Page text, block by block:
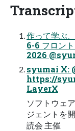
作って学ぶ
6-6 フロン
2026
syumai X:
https://
LayerX
ソフトウェ
ジェントを
読会 主催